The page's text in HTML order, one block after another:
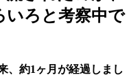
いろと考察中で
、約1ヶ月が経過しまし